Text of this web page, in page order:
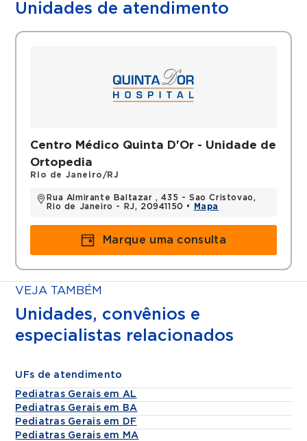
Unidades de atendimento
Centro Médico Quinta D'Or - Unidade de
Ortopedia
Rio de Janeiro/RJ
Rua Almirante Baltazar , 435 - Sao Cristovao,
Rio de Janeiro - RJ, 20941150 •
Mapa
Marque uma consulta
VEJA TAMBÉM
Unidades, convênios e
especialistas relacionados
UFs de atendimento
Pediatras Gerais em AL
Pediatras Gerais em BA
Pediatras Gerais em DF
Pediatras Gerais em MA